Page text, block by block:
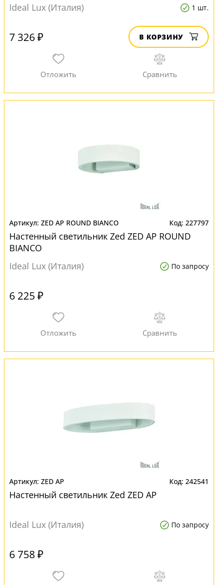
Ideal Lux (Италия) 1 шт.
7 326 ₽ В КОРЗИНУ
ZED AP ROUND BIANCO 227797
Настенный светильник Zed ZED AP ROUND
BIANCO
Ideal Lux (Италия)
По запросу
6 225 ₽
ZED AP 242541
Настенный светильник Zed ZED AP
Ideal Lux (Италия) По запросу
6 758 ₽